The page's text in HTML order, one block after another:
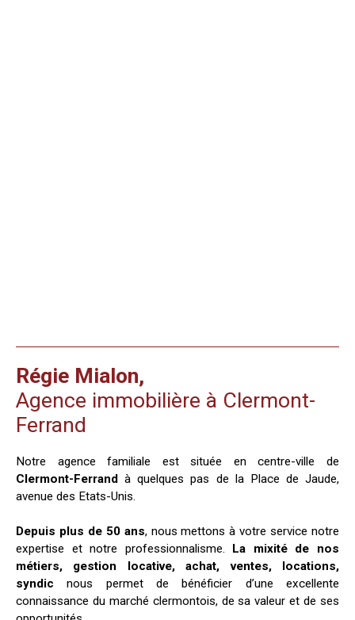
Régie Mialon,
Agence immobilière à Clermont-
Ferrand
Notre agence familiale est située en centre-ville de
Clermont-Ferrand à quelques pas de la Place de Jaude,
avenue des Etats-Unis.
Depuis plus de 50 ans, nous mettons à votre service notre
expertise et notre professionnalisme. La mixité de nos
métiers, gestion locative, achat, ventes, locations,
syndic nous permet de bénéficier d’une excellente
connaissance du marché clermontois, de sa valeur et de ses